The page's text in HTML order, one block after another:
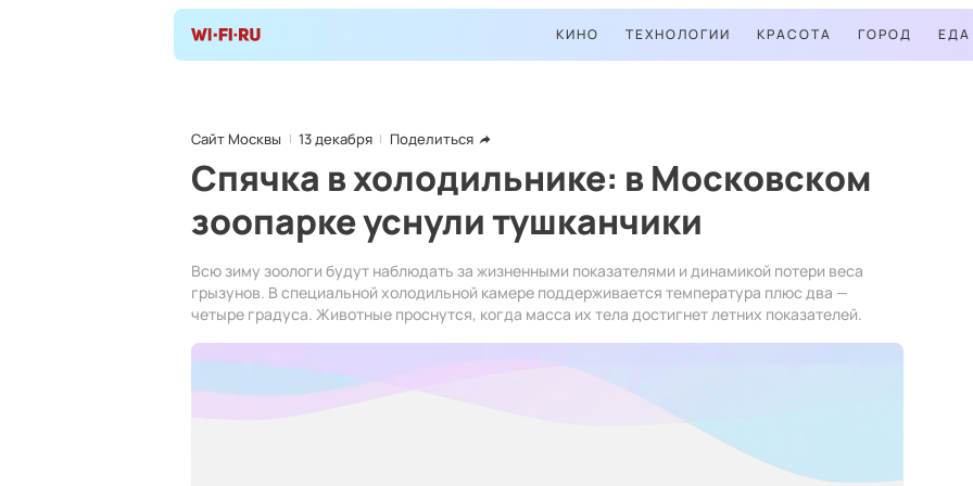
КИНО ТЕХНОЛОГИИ КРАСОТА ГОРОД ЕДА
Сайт Москвы 13 декабря Поделиться
Спячка в холодильнике: в Московском
зоопарке уснули тушканчики
Всю зиму зоологи будут наблюдать за жизненными показателями и динамикой потери веса
грызунов. В специальной холодильной камере поддерживается температура плюс два —
четыре градуса. Животные проснутся, когда масса их тела достигнет летних показателей.